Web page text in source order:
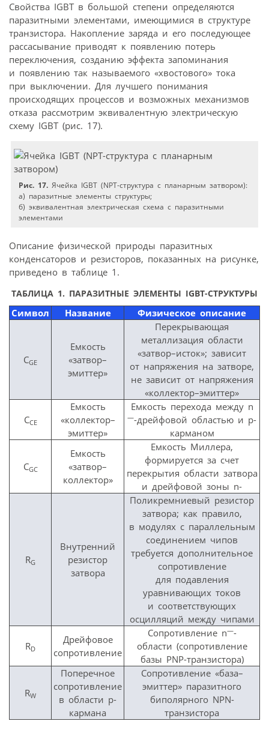
Свойства IGBT в большой степени определяются
паразитными элементами, имеющимися в структуре
транзистора. Накопление заряда и его последующее
рассасывание приводят к появлению потерь
переключения, созданию эффекта запоминания
и появлению так называемого «хвостового» тока
при выключении. Для лучшего понимания
происходящих процессов и возможных механизмов
отказа рассмотрим эквивалентную электрическую
схему IGBT (рис. 17).
Рис. 17. Ячейка IGBT (NPT-структура с планарным затвором):
а) паразитные элементы структуры;
б) эквивалентная электрическая схема с паразитными
элементами
Описание физической природы паразитных
конденсаторов и резисторов, показанных на рисунке,
приведено в таблице 1.
ТАБЛИЦА 1. ПАРАЗИТНЫЕ ЭЛЕМЕНТЫ IGBT-СТРУКТУРЫ
Символ Название Физическое описание
CGE
Емкость
«затвор–
эмиттер»
Перекрывающая
металлизация области
«затвор–исток»; зависит
от напряжения на затворе,
не зависит от напряжения
«коллектор–эмиттер»
CCE
Емкость
«коллектор–
эмиттер»
Емкость перехода между n
—-дрейфовой областью и р-
карманом
CGC
Емкость
«затвор–
коллектор»
Емкость Миллера,
формируется за счет
перекрытия области затвора
и дрейфовой зоны n-
RG
Внутренний
резистор
затвора
Поликремниевый резистор
затвора; как правило,
в модулях с параллельным
соединением чипов
требуется дополнительное
сопротивление
для подавления
уравнивающих токов
и соответствующих
осцилляций между чипами
RD
Дрейфовое
сопротивление
Сопротивление n—-
области (сопротивление
базы PNP-транзистора)
RW
Поперечное
сопротивление
в области р-
кармана
Сопротивление «база–
эмиттер» паразитного
биполярного NPN-
транзистора